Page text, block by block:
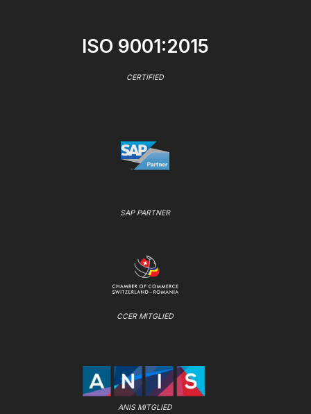
ISO 9001:2015
CERTIFIED
SAP PARTNER
CCER MITGLIED
ANIS MITGLIED